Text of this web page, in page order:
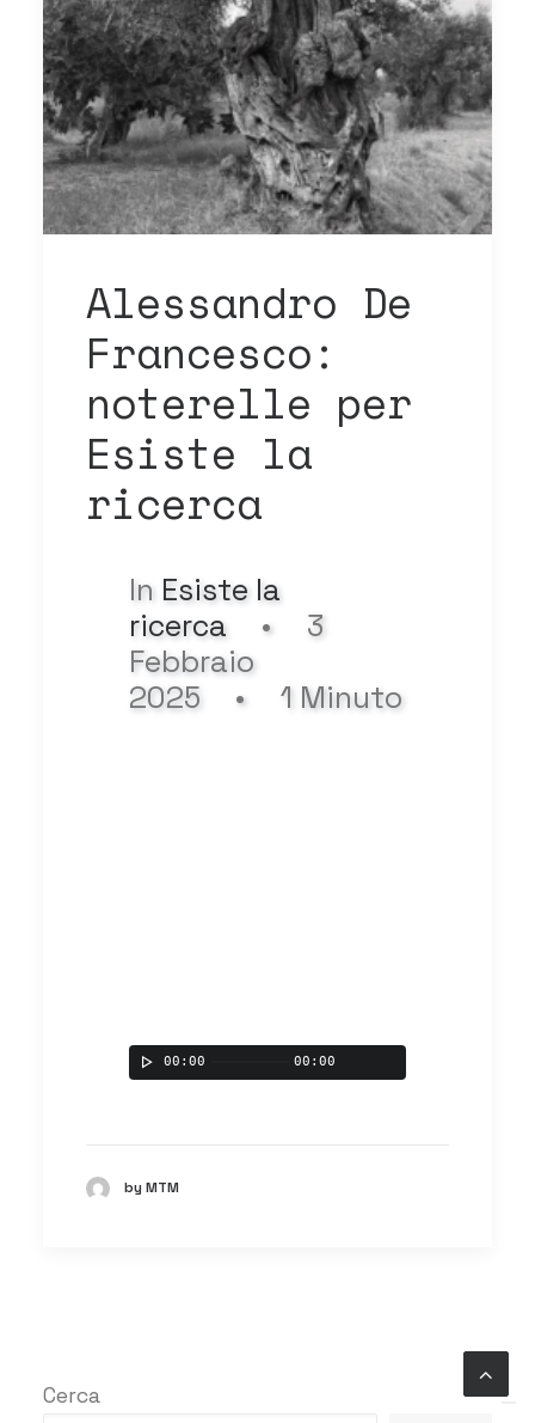
Alessandro De
Francesco:
noterelle per
Esiste la
ricerca
In Esiste la
ricerca
•
3
Febbraio
2025
• 1 Minuto
00:00 00:00
by MTM
Cerca